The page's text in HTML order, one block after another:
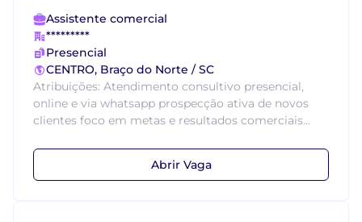
Assistente comercial
*********
Presencial
CENTRO, Braço do Norte / SC
Atribuições: Atendimento consultivo presencial,
online e via whatsapp prospecção ativa de novos
clientes foco em metas e resultados comerciais...
Abrir Vaga